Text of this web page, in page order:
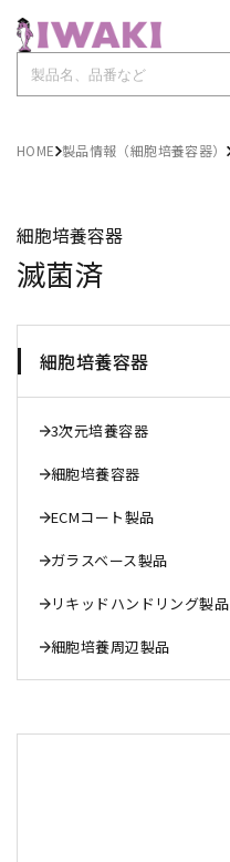
HOME 製品情報（細胞培養容器）
細胞培養容器
滅菌済
細胞培養容器
3次元培養容器
細胞培養容器
ECMコート製品
ガラスベース製品
リキッドハンドリング製品
細胞培養周辺製品